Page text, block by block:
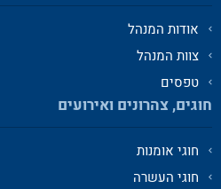
אודות המנהל
צוות המנהל
טפסים
חוגים, צהרונים ואירועים
חוגי אומנות
חוגי העשרה